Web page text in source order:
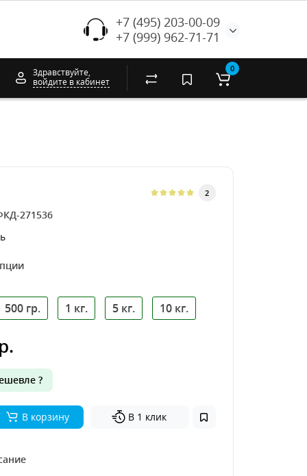
+7 (495) 203-00-09
+7 (999) 962-71-71
Здравствуйте,
войдите в кабинет
0
2
271536
500 гр. 1 кг. 5 кг. 10 кг.
?
В корзину В 1 клик